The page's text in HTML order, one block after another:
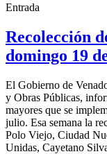
Entrada
Recolección
domingo 19
El Gobierno de
y Obras Públicas,
mayores que se
julio. Esa semana la
Polo Viejo, Ciudad
Unidas, Cayetano